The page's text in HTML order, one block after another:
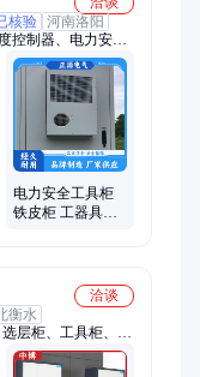
核验 河南洛阳
控制器、电力安全
具柜、电力智能电
、sf6气体监测仪
、SF6在线监测系
装置、sf6气体检漏
硫气体报警器、六
电力安全工具柜
铁皮柜 工器具存
洽谈
衡水
层柜、工具柜、回
存放柜、智能枪弹